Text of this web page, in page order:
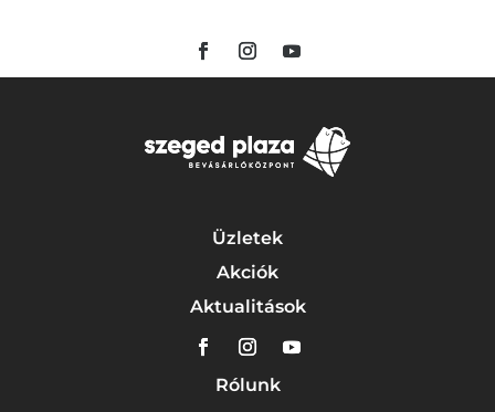
Üzletek
Akciók
Aktualitások
Rólunk